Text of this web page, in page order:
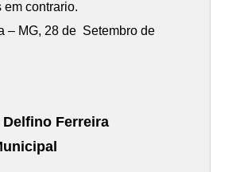
contrario.
– MG, 28 de Setembro de
Ferreira